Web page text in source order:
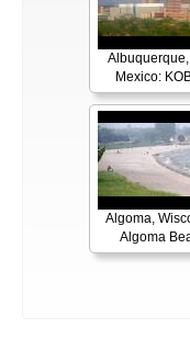
Mexico:
Algoma,
Algoma